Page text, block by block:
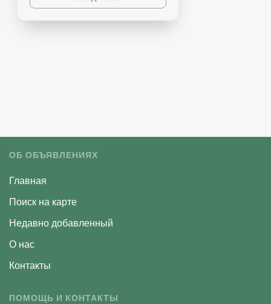
ОБ ОБЪЯВЛЕНИЯХ
Главная
Поиск на карте
Недавно добавленный
О нас
Контакты
ПОМОЩЬ И КОНТАКТЫ